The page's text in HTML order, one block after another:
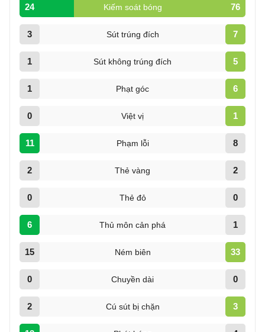
24 Kiếm soát bóng 76
3 Sút trúng đích 7
1 Sút không trúng đích 5
1 Phạt góc 6
0 Việt vị 1
11 Phạm lỗi 8
2 Thẻ vàng 2
0 Thẻ đỏ 0
6 Thủ môn cản phá 1
15 Ném biên 33
0 Chuyền dài 0
2 Cú sút bị chặn 3